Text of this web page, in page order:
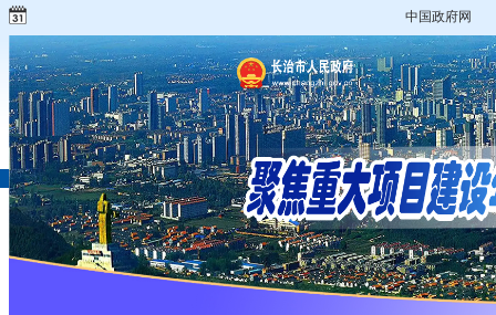
中国政府网